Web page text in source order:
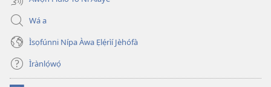
Wá a
Ìsọfúnni Nípa Àwa Ẹlẹ́rìí Jèhófà
Ìrànlọ́wọ́